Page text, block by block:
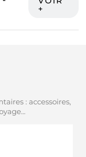
: accessoires,